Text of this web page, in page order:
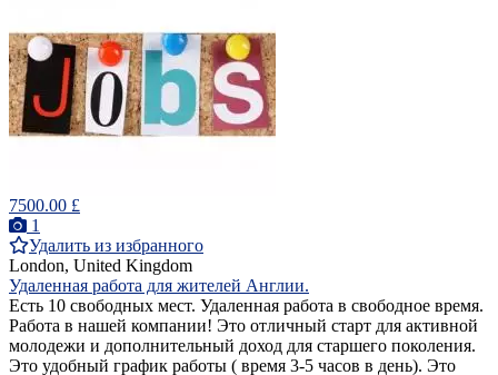
7500.00 £
1
Удалить из избранного
London, United Kingdom
Удаленная работа для жителей Англии.
Есть 10 свободных мест. Удаленная работа в свободное время.
Работа в нашей компании! Это отличный старт для активной
молодежи и дополнительный доход для старшего поколения.
Это удобный график работы ( время 3-5 часов в день). Это